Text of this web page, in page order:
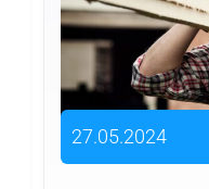
27.05.2024